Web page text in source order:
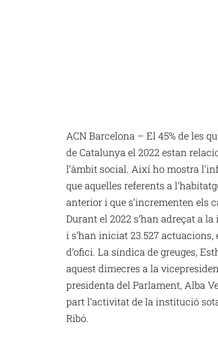
ACN Barcelona – El 45% de les
de Catalunya el 2022 estan
l’àmbit social. Així ho mostra
que aquelles referents a
anterior i que s’incrementen els
Durant el 2022 s’han adreçat a
i s’han iniciat 23.527
d’ofici. La síndica de greuges,
aquest dimecres a la
presidenta del Parlament, Alba
part l’activitat de la institució
Ribó.